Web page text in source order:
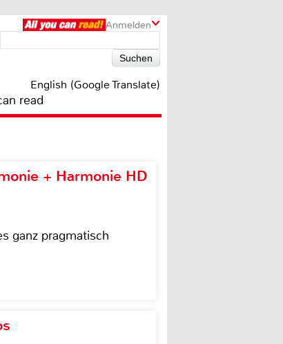
Anmelden
English (Google Translate)
read
+ Harmonie HD
ganz pragmatisch